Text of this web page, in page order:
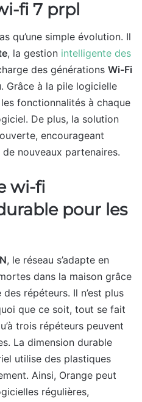
fi 7 prpl
qu’une simple évolution. Il
, la gestion intelligente des
des générations Wi-Fi
Grâce à la pile logicielle
fonctionnalités à chaque
De plus, la solution
encourageant
de nouveaux partenaires.
wi-fi
pour les
, le réseau s’adapte en
dans la maison grâce
répéteurs. Il n’est plus
que ce soit, tout se fait
trois répéteurs peuvent
La dimension durable
utilise des plastiques
Ainsi, Orange peut
régulières,